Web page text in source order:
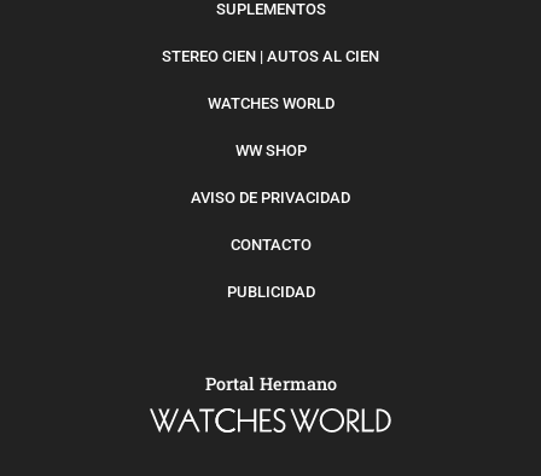
SUPLEMENTOS
STEREO CIEN | AUTOS AL CIEN
WATCHES WORLD
WW SHOP
AVISO DE PRIVACIDAD
CONTACTO
PUBLICIDAD
Portal Hermano